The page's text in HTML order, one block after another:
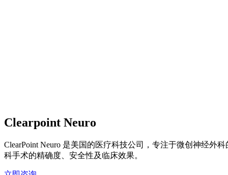
Clearpoint Neuro
ClearPoint Neuro 是美国的医疗科技公司，专注于微创神经
科手术的精确度、安全性及临床效果。